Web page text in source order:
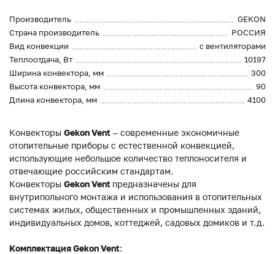
Производитель
GEKON
Страна производитель
РОССИЯ
Вид конвекции
с вентиляторами
Теплоотдача, Вт
10197
Ширина конвектора, мм
300
Высота конвектора, мм
90
Длина конвектора, мм
4100
Конвекторы Gekon Vent – современные экономичные
отопительные приборы с естественной конвекцией,
использующие небольшое количество теплоносителя и
отвечающие российским стандартам.
Конвекторы Gekon Vent предназначены для
внутрипольного монтажа и использования в отопительных
системах жилых, общественных и промышленных зданий,
индивидуальных домов, коттеджей, садовых домиков и т.д.
Комплектация Gekon Vent: